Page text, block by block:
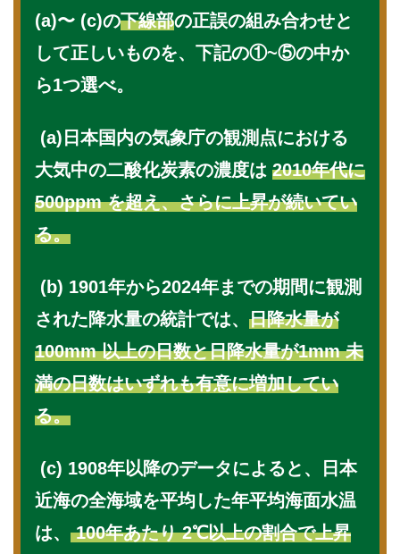
(a)〜 (c)の下線部の正誤の組み合わせと
して正しいものを、下記の①~⑤の中か
ら1つ選べ。
(a)日本国内の気象庁の観測点における
大気中の二酸化炭素の濃度は 2010年代に
500ppm を超え、さらに上昇が続いてい
る。
(b) 1901年から2024年までの期間に観測
された降水量の統計では、 日降水量が
100mm 以上の日数と日降水量が1mm 未
満の日数はいずれも有意に増加してい
る。
(c) 1908年以降のデータによると、日本
近海の全海域を平均した年平均海面水温
は、 100年あたり 2℃以上の割合で上昇